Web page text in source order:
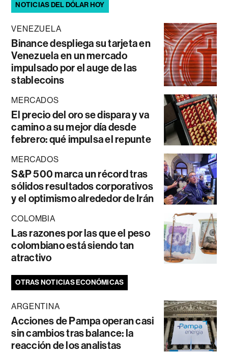
NOTICIAS DEL DÓLAR HOY
VENEZUELA
Binance despliega su tarjeta en
Venezuela en un mercado
impulsado por el auge de las
stablecoins
MERCADOS
El precio del oro se dispara y va
camino a su mejor día desde
febrero: qué impulsa el repunte
MERCADOS
S&P 500 marca un récord tras
sólidos resultados corporativos
y el optimismo alrededor de Irán
COLOMBIA
Las razones por las que el peso
colombiano está siendo tan
atractivo
OTRAS NOTICIAS ECONÓMICAS
ARGENTINA
Acciones de Pampa operan casi
sin cambios tras balance: la
reacción de los analistas